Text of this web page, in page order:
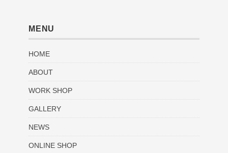
MENU
HOME
ABOUT
WORK SHOP
GALLERY
NEWS
ONLINE SHOP